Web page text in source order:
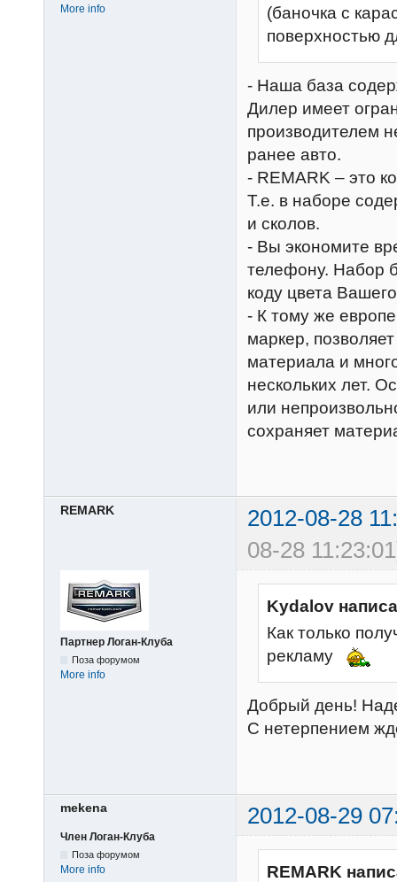
More info
(баночка с
поверхностью
- Наша база
Дилер имеет
производителем
ранее авто.
- REMARK – это
Т.е. в наборе
и сколов.
- Вы экономите
телефону. Набор
коду цвета
- К тому же
маркер,
материала и
нескольких лет.
или
сохраняет
REMARK
2012-08-28
08-28
Партнер Логан-Клуба
Поза форумом
More info
Kydalov
Как только
рекламу
Добрый день!
С нетерпением
mekena 2012-08-29
Член Логан-Клуба
Поза форумом
More info
REMARK